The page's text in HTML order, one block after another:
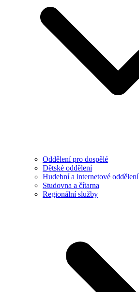
Oddělení pro dospělé
Dětské oddělení
Hudební a internetové oddělení
Studovna a čítarna
Regionální služby